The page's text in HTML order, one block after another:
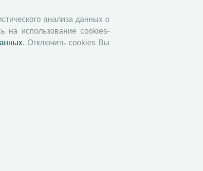
территориального развития
пространство
экономист
анализа данных о
на использование cookies-
. Отключить cookies Вы